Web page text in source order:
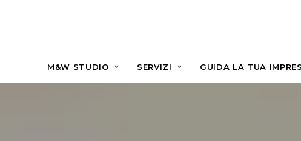
M&W STUDIO SERVIZI GUIDA LA TUA